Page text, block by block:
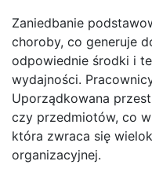
Zaniedbanie
choroby, co generuje
odpowiednie środki i
wydajności.
Uporządkowana
czy przedmiotów, co
która zwraca się
organizacyjnej.